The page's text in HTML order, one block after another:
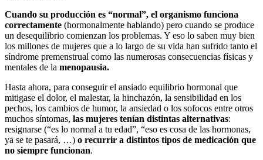
Cuando su producción es “normal”, el organismo funciona
correctamente (hormonalmente hablando) pero cuando se produce
un desequilibrio comienzan los problemas. Y eso lo saben muy bien
los millones de mujeres que a lo largo de su vida han sufrido tanto el
síndrome premenstrual como las numerosas consecuencias físicas y
mentales de la menopausia.
Hasta ahora, para conseguir el ansiado equilibrio hormonal que
mitigase el dolor, el malestar, la hinchazón, la sensibilidad en los
pechos, los cambios de humor, la ansiedad o los sofocos entre otros
muchos síntomas, las mujeres tenían distintas alternativas:
resignarse (“es lo normal a tu edad”, “eso es cosa de las hormonas,
ya se te pasará, …) o recurrir a distintos tipos de medicación que
no siempre funcionan.